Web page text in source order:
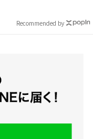
Recommended by